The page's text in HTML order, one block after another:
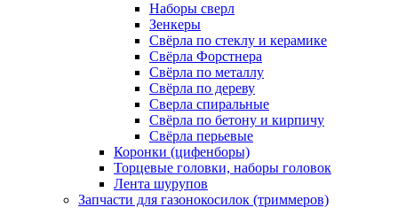
Наборы сверл
Зенкеры
Свёрла по стеклу и керамике
Свёрла Форстнера
Свёрла по металлу
Свёрла по дереву
Сверла спиральные
Свёрла по бетону и кирпичу
Свёрла перьевые
Коронки (цифенборы)
Торцевые головки, наборы головок
Лента шурупов
Запчасти для газонокосилок (триммеров)